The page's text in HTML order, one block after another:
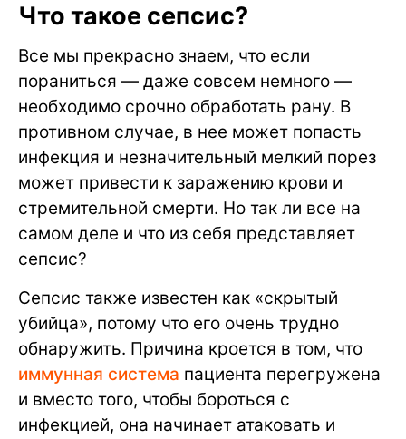
Что такое сепсис?
Все мы прекрасно знаем, что если
пораниться — даже совсем немного —
необходимо срочно обработать рану. В
противном случае, в нее может попасть
инфекция и незначительный мелкий порез
может привести к заражению крови и
стремительной смерти. Но так ли все на
самом деле и что из себя представляет
сепсис?
Сепсис также известен как «скрытый
убийца», потому что его очень трудно
обнаружить. Причина кроется в том, что
иммунная система пациента перегружена
и вместо того, чтобы бороться с
инфекцией, она начинает атаковать и